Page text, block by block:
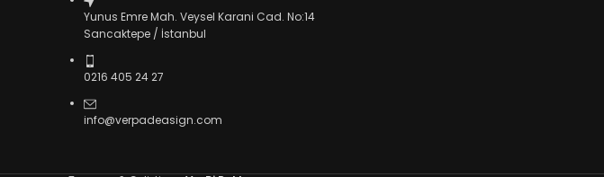
Yunus Emre Mah. Veysel Karani Cad. No:14
Sancaktepe / İstanbul
0216 405 24 27
info@verpadeasign.com